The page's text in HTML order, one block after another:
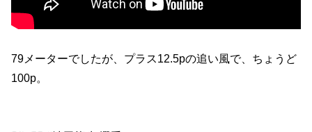
79メーターでしたが、プラス12.5pの追い風で、ちょうど
100p。